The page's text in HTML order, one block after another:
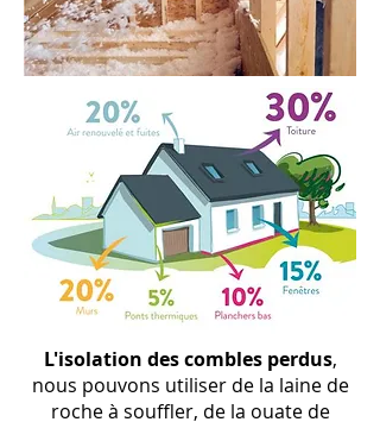
L'isolation des combles perdus,
nous pouvons utiliser de la laine de
roche à souffler, de la ouate de